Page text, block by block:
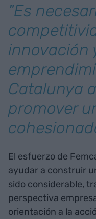
"Es
innovación
Catalunya
promover
El esfuerzo de
ayudar a construir
sido considerable,
perspectiva
orientación a la